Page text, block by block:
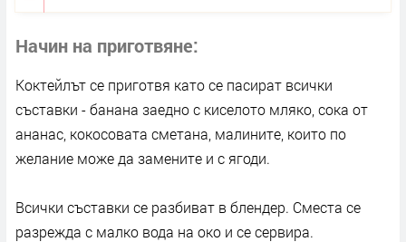
Начин на приготвяне
Коктейлът се приготвя като се пасират всички
съставки - банана заедно с киселото мляко, сока от
ананас, кокосовата сметана, малините, които по
желание може да замените и с ягоди.
Всички съставки се разбиват в блендер. Сместа се
разрежда с малко вода на око и се сервира.